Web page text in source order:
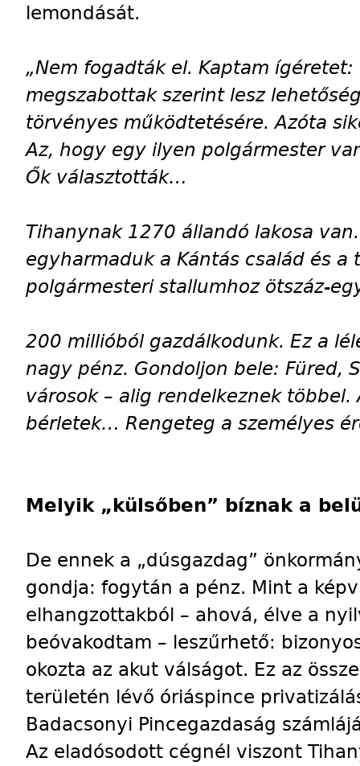
lemondását.
„Nem fogadták el. Kaptam
megszabottak szerint lesz
törvényes működtetésére. Azóta
Az, hogy egy ilyen polgármester
Ők választották…
Tihanynak 1270 állandó lakosa
egyharmaduk a Kántás család és a
polgármesteri stallumhoz ötszáz-
200 millióból gazdálkodunk. Ez a
nagy pénz. Gondoljon bele: Füred,
városok – alig rendelkeznek
bérletek… Rengeteg a személyes
Melyik „külsőben” bíznak a
De ennek a „dúsgazdag”
gondja: fogytán a pénz. Mint a
elhangzottakból – ahová, élve a
beóvakodtam – leszűrhető:
okozta az akut válságot. Ez az
területén lévő óriáspince
Badacsonyi Pincegazdaság
Az eladósodott cégnél viszont